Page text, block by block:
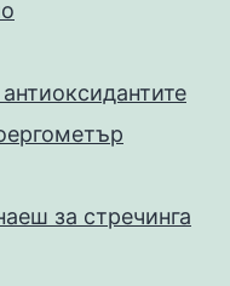
за стречинга